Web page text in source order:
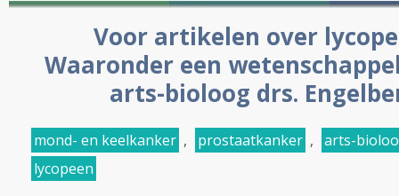
Voor artikelen over
Waaronder een
arts-bioloog drs.
mond- en keelkanker , prostaatkanker , arts-
lycopeen